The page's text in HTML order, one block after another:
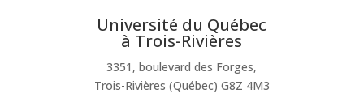
Université du Québec
à Trois-Rivières
3351, boulevard des Forges,
Trois-Rivières (Québec) G8Z 4M3